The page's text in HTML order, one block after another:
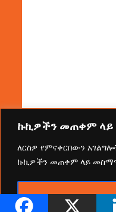
ኩኪዎችን መጠቀም
ለርስዎ የምናቀርበውን
ኩኪዎችን መጠቀም ላይ